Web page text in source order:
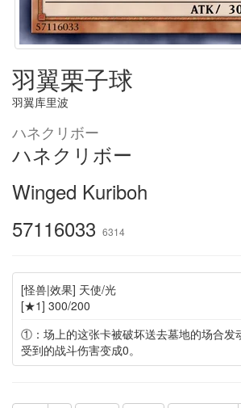
羽翼栗子球
羽翼库里波
ハネクリボー
ハネクリボー
Winged Kuriboh
57116033 6314
[怪兽|效果] 天使/光
[★1] 300/200
①：场上的这张卡被破坏送去墓地的场合发
受到的战斗伤害变成0。